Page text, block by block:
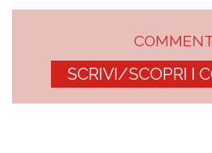
SCRIVI/SCOPRI I